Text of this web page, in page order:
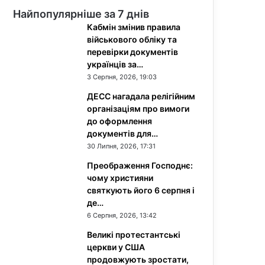
Найпопулярніше за 7 днів
Кабмін змінив правила
військового обліку та
перевірки документів
українців за…
3 Серпня, 2026, 19:03
ДЕСС нагадала релігійним
організаціям про вимоги
до оформлення
документів для…
30 Липня, 2026, 17:31
Преображення Господнє:
чому християни
святкують його 6 серпня і
де…
6 Серпня, 2026, 13:42
Великі протестантські
церкви у США
продовжують зростати,